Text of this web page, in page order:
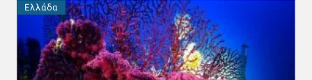
Ελλάδα